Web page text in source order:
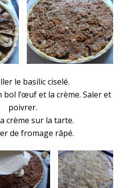
le basilic ciselé.
l’œuf et la crème. Saler et
poivrer.
crème sur la tarte.
de fromage râpé.